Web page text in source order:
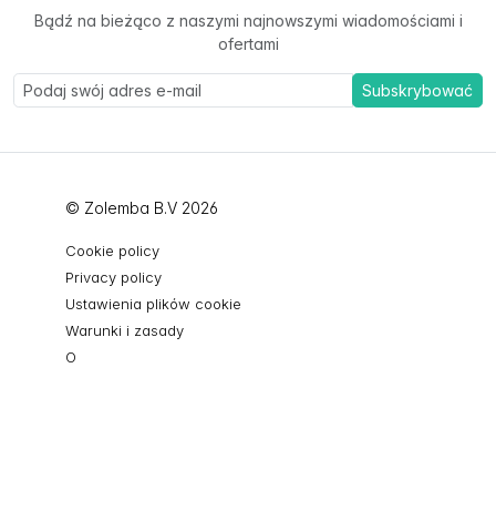
Bądź na bieżąco z naszymi najnowszymi wiadomościami i
ofertami
Subskrybować
© Zolemba B.V 2026
Cookie policy
Privacy policy
Ustawienia plików cookie
Warunki i zasady
O